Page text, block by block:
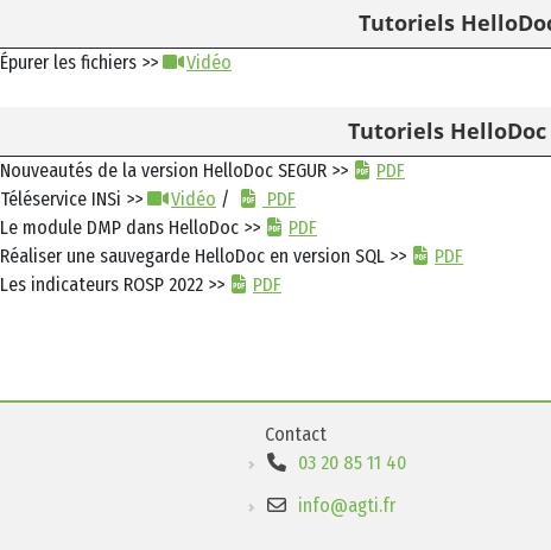
Tutoriels
Épurer les fichiers >> Vidéo
Tutoriels HelloDoc
Nouveautés de la version HelloDoc SEGUR >>
PDF
Téléservice INSi >>
Vidéo /
PDF
Le module DMP dans HelloDoc >>
PDF
Réaliser une sauvegarde HelloDoc en version SQL >>
PDF
Les indicateurs ROSP 2022 >>
PDF
Contact
03 20 85 11 40
info@agti.fr